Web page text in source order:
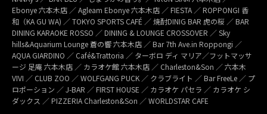
Ebonye 六本木店 ／ Agleam Ebonye 六本木店 ／ FIESTA ／ ROPPONGI 香
和（KA GU WA) ／ TOKYO SPORTS CAFÉ ／ 焼酎DINIG BAR 虎の桜 ／ BAR
DINING KARAOKE ROSSO ／ DINING & LOUNGE CROSSOVER ／ Sky
hills&Aquarium Lounge 蒼の響 六本木店 ／ Bar 7th Ave.in Roppongi ／
AQUA GIARDINO ／ Café&Trattoria ／ ターボロ ディ マリア／フットマッサ
ージ 足庵 六本木店 ／ カラオケ館 六本木店 ／ Charleston&Son ／ 六本木
VIVI ／ CLUB ZOO ／ WOLFGANG PUCK ／ クラブライト ／ Bar FreeLe ／ プ
ロポーション ／ J-BAR ／ FIRST HOUSE ／ カラオケ パセラ ／ カラオケ シ
ダックス ／ PIZZERIA Charleston&Son ／ WORLDSTAR CAFE